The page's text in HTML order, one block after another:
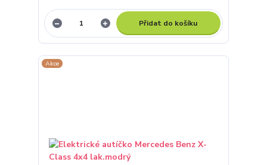
Přidat do košíku
Akce